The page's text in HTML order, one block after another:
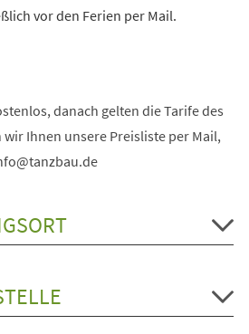
vor den Ferien per Mail.
danach gelten die Tarife des
wir Ihnen unsere Preisliste per Mail,